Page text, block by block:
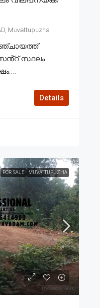
Muvattupuzha
സ്ഥലം
Details
FOR SALE MUVATTUPUZHA